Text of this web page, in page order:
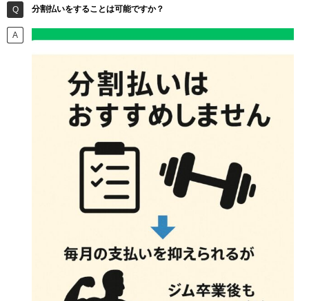
分割払いをすることは可能ですか？